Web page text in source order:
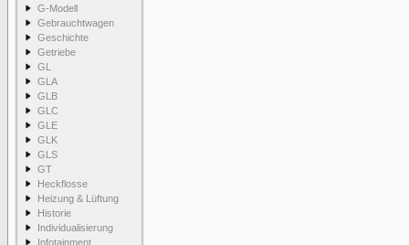
G-Modell
Gebrauchtwagen
Geschichte
Getriebe
GL
GLA
GLB
GLC
GLE
GLK
GLS
GT
Heckflosse
Heizung & Lüftung
Historie
Individualisierung
Infotainment